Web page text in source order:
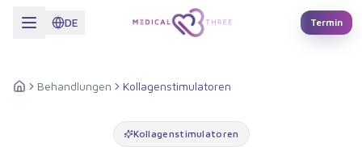
DE Termin
Startseite
Behandlungen Kollagenstimulatoren
Kollagenstimulatoren